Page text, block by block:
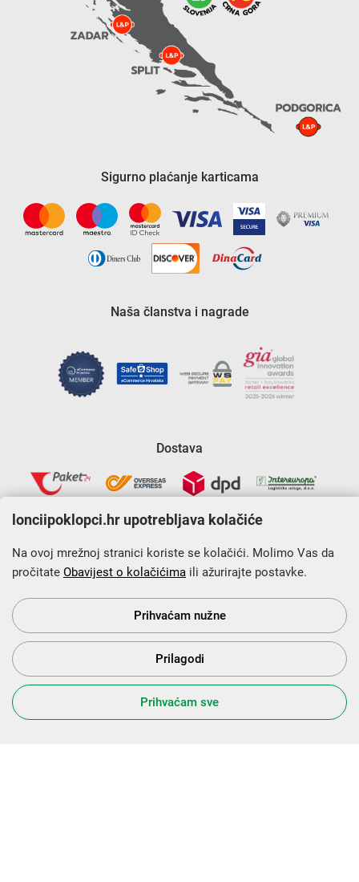
Sigurno plaćanje karticama
Naša članstva i nagrade
Dostava
Krajnji primatelj financijskog instrumenta sufinanciranog iz
Europskog fonda za regionalni razvoj u sklopu Operativnog
programa „Konkurentnost i kohezija”.
s Vama od 2014. godine!
lonciipoklopci.hr upotrebljava kolačiće
Na ovoj mrežnoj stranici koriste se kolačići. Molimo Vas da
pročitate Obavijest o kolačićima ili ažurirajte postavke.
Prihvaćam nužne
Prilagodi
Prihvaćam sve